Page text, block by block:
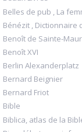
Belles de pub , La
Bénézit , Dictionnaire
Benoît de Sainte-
Benoît XVI
Berlin Alexanderplatz
Bernard Beignier
Bernard Friot
Bible
Biblica, atlas de la